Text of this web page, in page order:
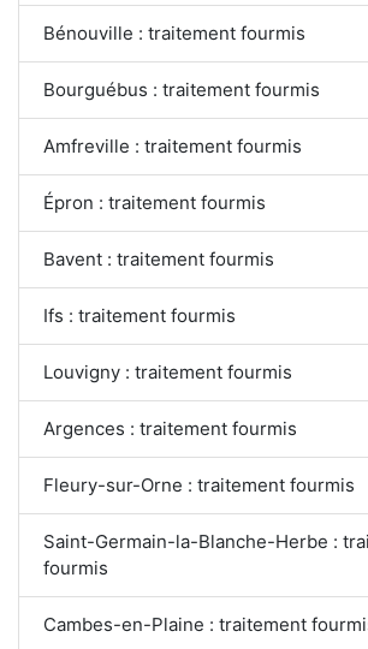
Bénouville : traitement fourmis
Bourguébus : traitement fourmis
Amfreville : traitement fourmis
Épron : traitement fourmis
Bavent : traitement fourmis
Ifs : traitement fourmis
Louvigny : traitement fourmis
Argences : traitement fourmis
Fleury-sur-Orne : traitement fourmis
Saint-Germain-la-Blanche-Herbe :
fourmis
Cambes-en-Plaine : traitement